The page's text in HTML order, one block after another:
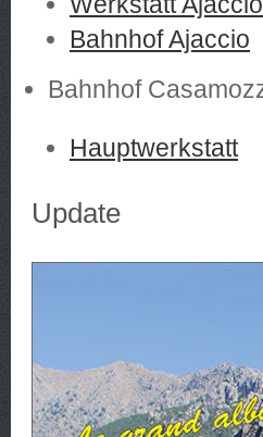
Bahnhof Ajaccio
Bahnhof
Hauptwerkstatt
Update